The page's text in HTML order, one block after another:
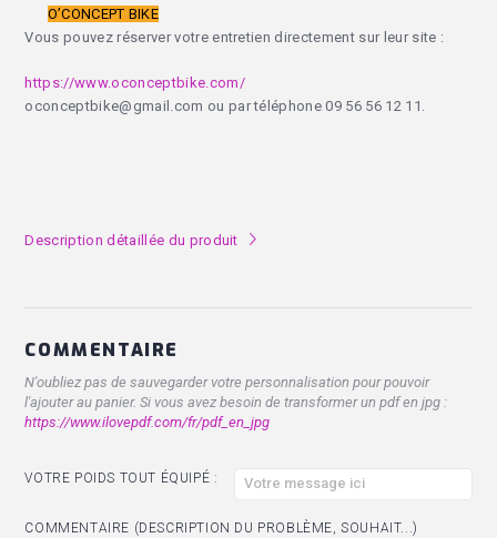
O’CONCEPT BIKE
Vous pouvez réserver votre entretien directement sur leur site :
https://www.oconceptbike.com/
oconceptbike@gmail.com ou par téléphone 09 56 56 12 11.
Description détaillée du produit l
COMMENTAIRE
N'oubliez pas de sauvegarder votre personnalisation pour pouvoir
l'ajouter au panier. Si vous avez besoin de transformer un pdf en jpg :
https://www.ilovepdf.com/fr/pdf_en_jpg
VOTRE POIDS TOUT ÉQUIPÉ :
COMMENTAIRE (DESCRIPTION DU PROBLÈME, SOUHAIT...)